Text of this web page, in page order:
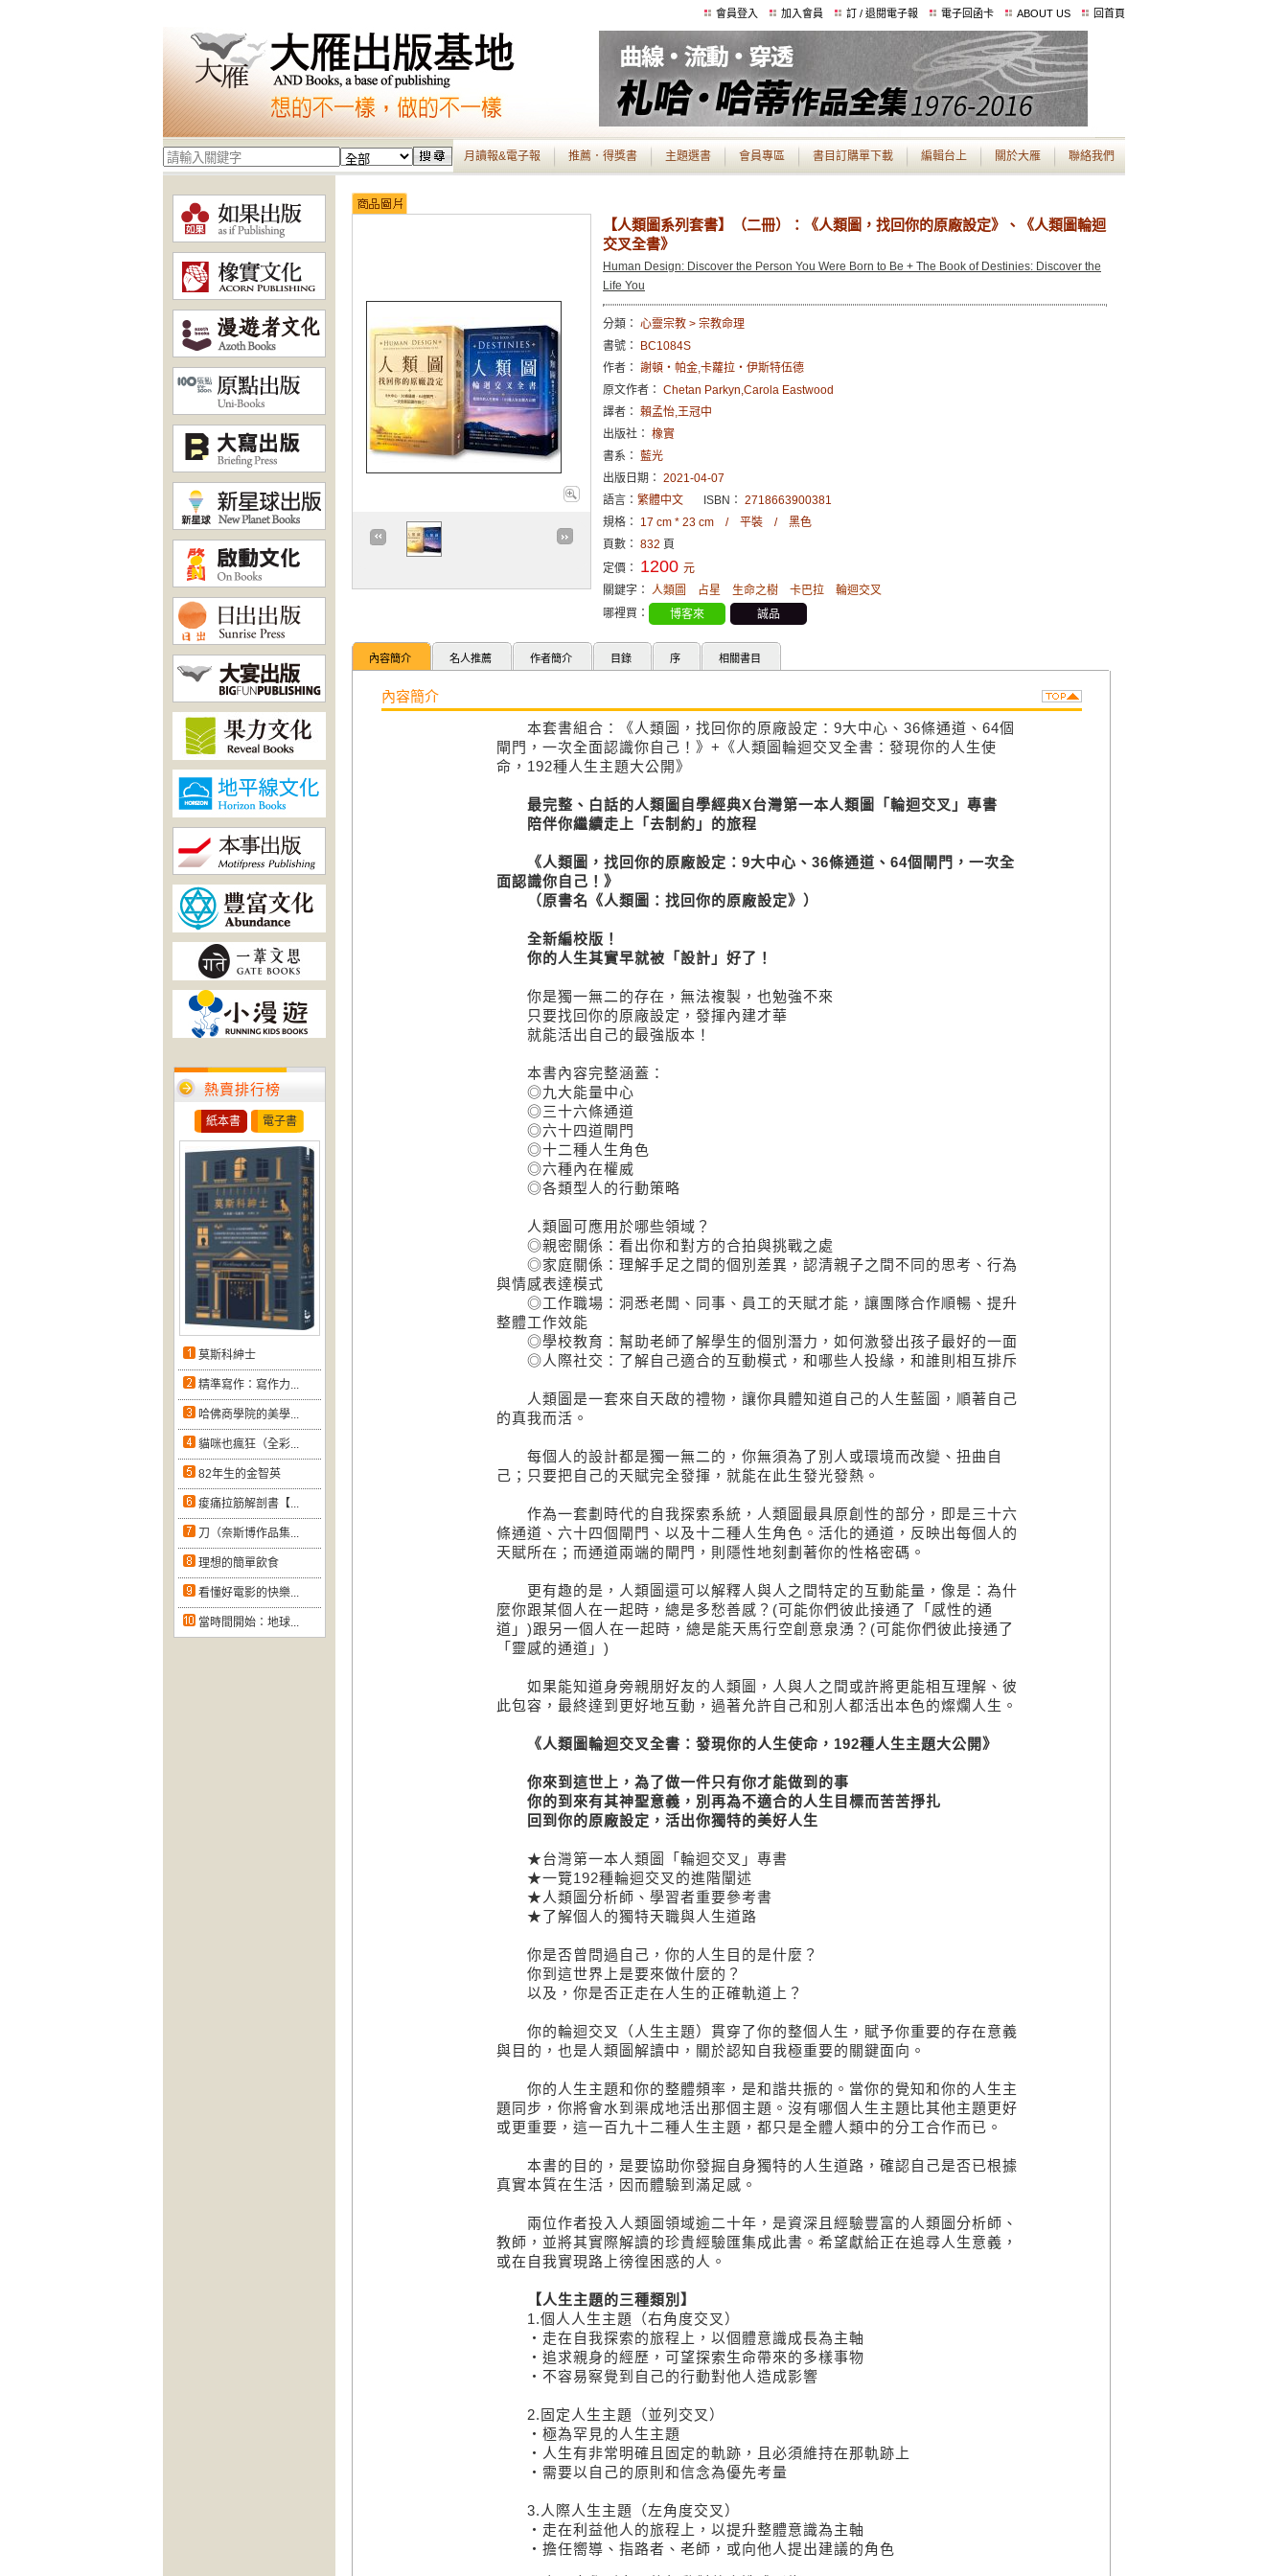
會員登入 加入會員 訂 / 退閱電子報 電子回函卡 ABOUT US 回首頁
月讀報&電子報 推薦．得獎書 主題選書 會員專區 書目訂購單下載 編輯台上 關於大雁 聯絡我們
熱賣排行榜
紙本書 電子書
莫斯科紳士
精準寫作：寫作力...
哈佛商學院的美學...
貓咪也瘋狂（全彩...
82年生的金智英
痠痛拉筋解剖書【...
刀（奈斯博作品集...
理想的簡單飲食
看懂好電影的快樂...
當時間開始：地球...
【人類圖系列套書】（二冊）：《人類圖，找回你的原廠設定》、《人類圖輪迴
交叉全書》
Human Design: Discover the Person You Were Born to Be + The Book of Destinies: Discover the
Life You
分類： 心靈宗教 > 宗教命理
書號：
BC1084S
作者： 謝頓・帕金,卡蘿拉‧伊斯特伍德
原文作者： Chetan Parkyn,Carola Eastwood
譯者： 賴孟怡,王冠中
出版社： 橡實
書系： 藍光
出版日期： 2021-04-07
語言： 繁體中文 ISBN： 2718663900381
規格： 17 cm * 23 cm / 平裝 / 黑色
頁數： 832 頁
定價： 1200 元
關鍵字： 人類圖 占星 生命之樹 卡巴拉
輪迴交叉
哪裡買：
博客來 誠品
內容簡介 名人推薦 作者簡介 目錄 序 相關書目
內容簡介
本套書組合：《人類圖，找回你的原廠設定：9大中心、36條通道、64個
閘門，一次全面認識你自己！》+《人類圖輪迴交叉全書：發現你的人生使
命，192種人生主題大公開》
最完整、白話的人類圖自學經典X台灣第一本人類圖「輪迴交叉」專書
陪伴你繼續走上「去制約」的旅程
《人類圖，找回你的原廠設定：9大中心、36條通道、64個閘門，一次全
面認識你自己！》
（原書名《人類圖：找回你的原廠設定》）
全新編校版！
你的人生其實早就被「設計」好了！
你是獨一無二的存在，無法複製，也勉強不來
只要找回你的原廠設定，發揮內建才華
就能活出自己的最強版本！
本書內容完整涵蓋：
◎九大能量中心
◎三十六條通道
◎六十四道閘門
◎十二種人生角色
◎六種內在權威
◎各類型人的行動策略
人類圖可應用於哪些領域？
◎親密關係：看出你和對方的合拍與挑戰之處
◎家庭關係：理解手足之間的個別差異，認清親子之間不同的思考、行為
與情感表達模式
◎工作職場：洞悉老闆、同事、員工的天賦才能，讓團隊合作順暢、提升
整體工作效能
◎學校教育：幫助老師了解學生的個別潛力，如何激發出孩子最好的一面
◎人際社交：了解自己適合的互動模式，和哪些人投緣，和誰則相互排斥
人類圖是一套來自天啟的禮物，讓你具體知道自己的人生藍圖，順著自己
的真我而活。
每個人的設計都是獨一無二的，你無須為了別人或環境而改變、扭曲自
己；只要把自己的天賦完全發揮，就能在此生發光發熱。
作為一套劃時代的自我探索系統，人類圖最具原創性的部分，即是三十六
條通道、六十四個閘門、以及十二種人生角色。活化的通道，反映出每個人的
天賦所在；而通道兩端的閘門，則隱性地刻劃著你的性格密碼。
更有趣的是，人類圖還可以解釋人與人之間特定的互動能量，像是：為什
麼你跟某個人在一起時，總是多愁善感？(可能你們彼此接通了「感性的通
道」)跟另一個人在一起時，總是能天馬行空創意泉湧？(可能你們彼此接通了
「靈感的通道」)
如果能知道身旁親朋好友的人類圖，人與人之間或許將更能相互理解、彼
此包容，最終達到更好地互動，過著允許自己和別人都活出本色的燦爛人生。
《人類圖輪迴交叉全書：發現你的人生使命，192種人生主題大公開》
你來到這世上，為了做一件只有你才能做到的事
你的到來有其神聖意義，別再為不適合的人生目標而苦苦掙扎
回到你的原廠設定，活出你獨特的美好人生
★台灣第一本人類圖「輪迴交叉」專書
★一覽192種輪迴交叉的進階闡述
★人類圖分析師、學習者重要參考書
★了解個人的獨特天職與人生道路
你是否曾問過自己，你的人生目的是什麼？
你到這世界上是要來做什麼的？
以及，你是否正走在人生的正確軌道上？
你的輪迴交叉（人生主題）貫穿了你的整個人生，賦予你重要的存在意義
與目的，也是人類圖解讀中，關於認知自我極重要的關鍵面向。
你的人生主題和你的整體頻率，是和諧共振的。當你的覺知和你的人生主
題同步，你將會水到渠成地活出那個主題。沒有哪個人生主題比其他主題更好
或更重要，這一百九十二種人生主題，都只是全體人類中的分工合作而已。
本書的目的，是要協助你發掘自身獨特的人生道路，確認自己是否已根據
真實本質在生活，因而體驗到滿足感。
兩位作者投入人類圖領域逾二十年，是資深且經驗豐富的人類圖分析師、
教師，並將其實際解讀的珍貴經驗匯集成此書。希望獻給正在追尋人生意義，
或在自我實現路上徬徨困惑的人。
【人生主題的三種類別】
1.個人人生主題（右角度交叉）
・走在自我探索的旅程上，以個體意識成長為主軸
・追求親身的經歷，可望探索生命帶來的多樣事物
・不容易察覺到自己的行動對他人造成影響
2.固定人生主題（並列交叉）
・極為罕見的人生主題
・人生有非常明確且固定的軌跡，且必須維持在那軌跡上
・需要以自己的原則和信念為優先考量
3.人際人生主題（左角度交叉）
・走在利益他人的旅程上，以提升整體意識為主軸
・擔任嚮導、指路者、老師，或向他人提出建議的角色